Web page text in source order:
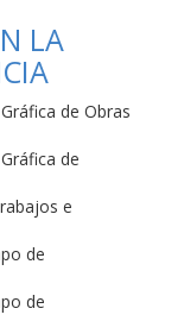
LA
de Obras
de
e
de
de